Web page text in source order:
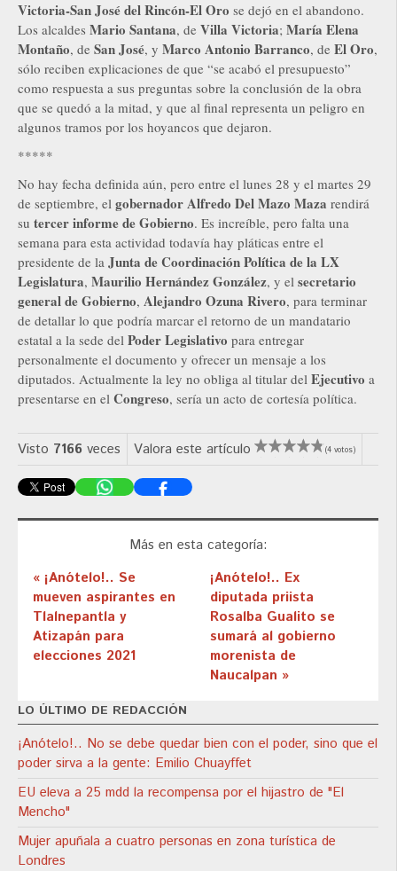
Victoria-San José del Rincón-El Oro se dejó en el abandono.
Los alcaldes Mario Santana, de Villa Victoria; María Elena
Montaño, de San José, y Marco Antonio Barranco, de El Oro,
sólo reciben explicaciones de que “se acabó el presupuesto”
como respuesta a sus preguntas sobre la conclusión de la obra
que se quedó a la mitad, y que al final representa un peligro en
algunos tramos por los hoyancos que dejaron.
*****
No hay fecha definida aún, pero entre el lunes 28 y el martes 29
de septiembre, el gobernador Alfredo Del Mazo Maza rendirá
su tercer informe de Gobierno. Es increíble, pero falta una
semana para esta actividad todavía hay pláticas entre el
presidente de la Junta de Coordinación Política de la LX
Legislatura, Maurilio Hernández González, y el secretario
general de Gobierno, Alejandro Ozuna Rivero, para terminar
de detallar lo que podría marcar el retorno de un mandatario
estatal a la sede del Poder Legislativo para entregar
personalmente el documento y ofrecer un mensaje a los
diputados. Actualmente la ley no obliga al titular del Ejecutivo a
presentarse en el Congreso, sería un acto de cortesía política.
Visto 7166 veces Valora este artículo (4 votos)
Más en esta categoría:
« ¡Anótelo!.. Se
mueven aspirantes en
Tlalnepantla y
Atizapán para
elecciones 2021
¡Anótelo!.. Ex
diputada priista
Rosalba Gualito se
sumará al gobierno
morenista de
Naucalpan »
LO ÚLTIMO DE REDACCIÓN
¡Anótelo!.. No se debe quedar bien con el poder, sino que el
poder sirva a la gente: Emilio Chuayffet
EU eleva a 25 mdd la recompensa por el hijastro de "El
Mencho"
Mujer apuñala a cuatro personas en zona turística de
Londres